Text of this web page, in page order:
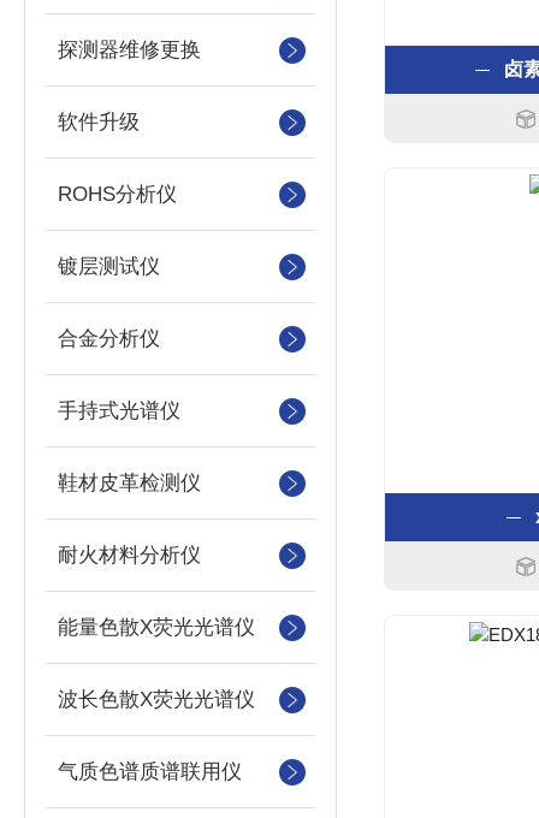
探测器维修更换
软件升级
ROHS分析仪
镀层测试仪
合金分析仪
手持式光谱仪
鞋材皮革检测仪
耐火材料分析仪
能量色散X荧光光谱仪
波长色散X荧光光谱仪
气质色谱质谱联用仪
卤